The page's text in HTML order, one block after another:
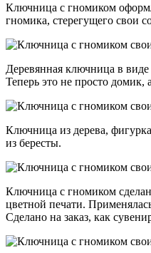
Ключница с гномиком
гномика, стерегущего свои
Деревянная ключница в
Теперь это не просто
Ключница из дерева,
из бересты.
Ключница с гномиком
цветной печати.
Сделано на заказ, как